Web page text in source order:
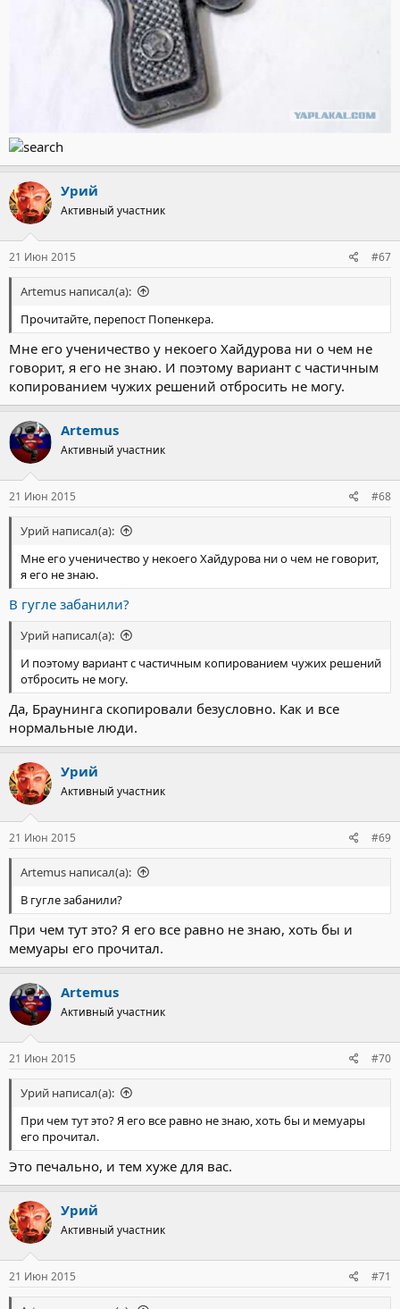
Урий
Активный участник
21 Июн 2015 #67
Artemus написал(а):
Прочитайте, перепост Попенкера.
Мне его ученичество у некоего Хайдурова ни о чем не
говорит, я его не знаю. И поэтому вариант с частичным
копированием чужих решений отбросить не могу.
Artemus
Активный участник
21 Июн 2015 #68
Урий написал(а):
Мне его ученичество у некоего Хайдурова ни о чем не говорит,
я его не знаю.
В гугле забанили?
Урий написал(а):
И поэтому вариант с частичным копированием чужих решений
отбросить не могу.
Да, Браунинга скопировали безусловно. Как и все
нормальные люди.
Урий
Активный участник
21 Июн 2015 #69
Artemus написал(а):
В гугле забанили?
При чем тут это? Я его все равно не знаю, хоть бы и
мемуары его прочитал.
Artemus
Активный участник
21 Июн 2015 #70
Урий написал(а):
При чем тут это? Я его все равно не знаю, хоть бы и мемуары
его прочитал.
Это печально, и тем хуже для вас.
Урий
Активный участник
21 Июн 2015 #71